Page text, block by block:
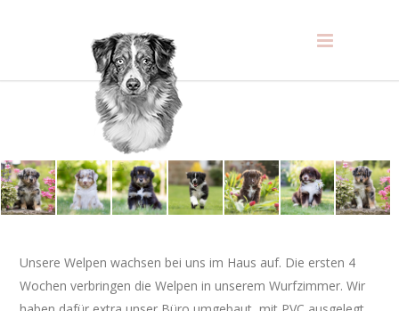
Unsere Welpen wachsen bei uns im Haus auf. Die ersten 4
Wochen verbringen die Welpen in unserem Wurfzimmer. Wir